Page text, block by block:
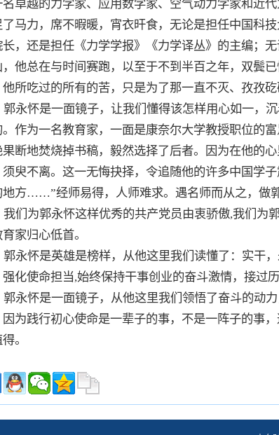
名卓越的力学家、应用数学家、空气动力学家和近
了马力，席不暇暖，宵衣旰食，无论是担任中国科
长，还是担任《力学学报》《力学译丛》的主编；
，他总在与时间赛跑，以至于不到半百之年，双鬓
他所吃过的所有的苦，只是为了那一直不灭、孜孜矻
郭永怀是一面镜子，让我们懂得该怎样用心如一，
。作为一名教育家，一面是康奈尔大学教授职位的
果断地焚烧掉书稿，毅然选择了后者。因为在他的
须臾不离。这一无悔抉择，令追随他的许多中国学
地方……”经师易得，人师难求。遇名师而从之，做
我们为郭永怀这样优秀的共产党员由衷骄傲,我们为
家归心低首。
郭永怀是英雄是榜样，从他这里我们读懂了：实干
强化使命担当,始终保持干事创业的奋斗激情，接过
郭永怀是一面镜子，从他这里我们领悟了奋斗的动
因为践行初心使命是一辈子的事，不是一阵子的事
。